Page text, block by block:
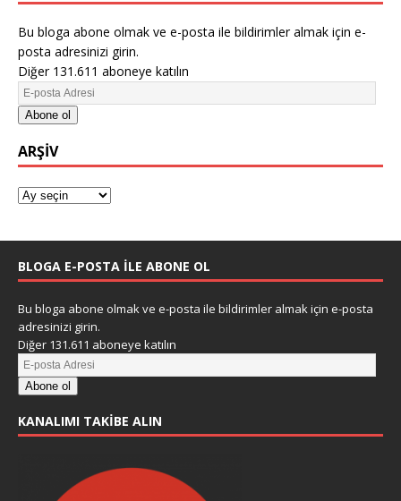
Bu bloga abone olmak ve e-posta ile bildirimler almak için e-
posta adresinizi girin.
Diğer 131.611 aboneye katılın
Abone ol
ARŞIV
BLOGA E-POSTA ILE ABONE OL
Bu bloga abone olmak ve e-posta ile bildirimler almak için e-posta
adresinizi girin.
Diğer 131.611 aboneye katılın
Abone ol
KANALIMI TAKIBE ALIN